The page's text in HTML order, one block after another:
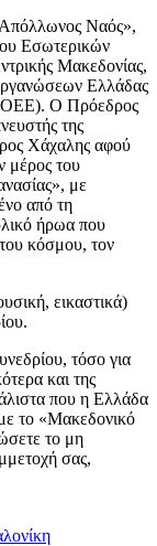
Ναός»,
Εσωτερικών
Μακεδονίας,
Ελλάδας
Ο Πρόεδρος
της
Χάχαλης αφού
μέρος του
με
από τη
ήρωα που
κόσμου, τον
εικαστικά)
τόσο για
και της
που η Ελλάδα
με το «Μακεδονικό
το μη
σας,